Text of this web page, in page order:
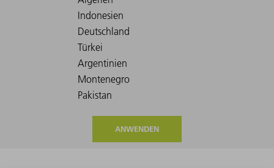
ANWENDEN